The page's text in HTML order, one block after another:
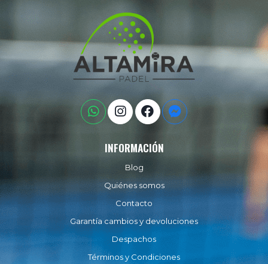
INFORMACIÓN
Blog
Quiénes somos
Contacto
Garantía cambios y devoluciones
Despachos
Términos y Condiciones